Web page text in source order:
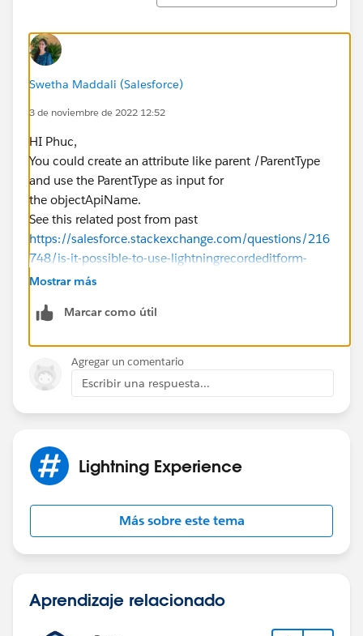
Thank you,
P
Swetha Maddali (Salesforce)
3 de noviembre de 2022 12:52
HI Phuc,
You could create an attribute like parent /ParentType
and use the ParentType as input for
the objectApiName.
See this related post from past
https://salesforce.stackexchange.com/questions/216
748/is-it-possible-to-use-lightningrecordeditform-
dynamically-on-different-object-t
best. Thank you
Mostrar más
Marcar como útil
Agregar un comentario
Escribir una respuesta...
Lightning Experience
Más sobre este tema
Aprendizaje relacionado